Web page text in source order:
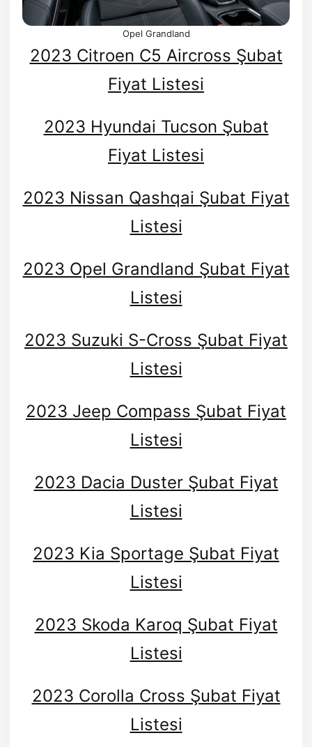
Opel Grandland
2023 Citroen C5 Aircross Şubat
Fiyat Listesi
2023 Hyundai Tucson Şubat
Fiyat Listesi
2023 Nissan Qashqai Şubat Fiyat
Listesi
2023 Opel Grandland Şubat Fiyat
Listesi
2023 Suzuki S-Cross Şubat Fiyat
Listesi
2023 Jeep Compass Şubat Fiyat
Listesi
2023 Dacia Duster Şubat Fiyat
Listesi
2023 Kia Sportage Şubat Fiyat
Listesi
2023 Skoda Karoq Şubat Fiyat
Listesi
2023 Corolla Cross Şubat Fiyat
Listesi